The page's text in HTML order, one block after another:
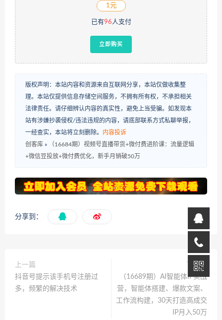
1元
已有96人支付
立即购买
版权声明：本站内容和资源来自互联网分享，本站仅做收集整
理。本站仅提供信息存储空间服务，不拥有所有权，不承担相关
法律责任。请仔细辨认内容的真实性，避免上当受骗。如发现本
站有涉嫌抄袭侵权/违法违规的内容，请底部联系方式私聊举报，
一经查实，本站将立刻删除。 内容投诉
创客库 »
（16684期）视频号直播带货+微付费进阶课：流量逻辑
+微信豆投放+微付费优化，新手月销破50万
分享到：
上一篇
抖音号提示该手机号注册过
多，频繁的解决技术
下一篇
（16689期）AI智能体IP实战
营，智能体搭建、爆款文案、
工作流构建，30天打造高成交
IP月入50万